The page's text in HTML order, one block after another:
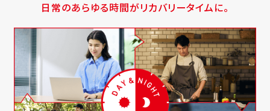
日常のあらゆる時間がリカバリータイムに。